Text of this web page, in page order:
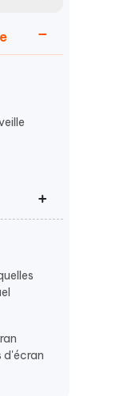
utiles
utiles
d'écran